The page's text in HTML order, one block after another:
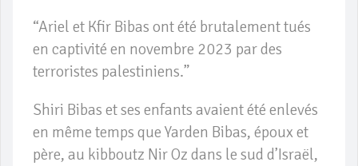
“Ariel et Kfir Bibas ont été brutalement tués
en captivité en novembre 2023 par des
terroristes palestiniens.”
Shiri Bibas et ses enfants avaient été enlevés
en même temps que Yarden Bibas, époux et
père, au kibboutz Nir Oz dans le sud d’Israël,